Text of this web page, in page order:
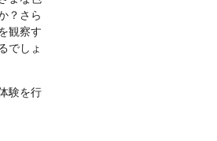
？さら
観察す
でしょ
験を行